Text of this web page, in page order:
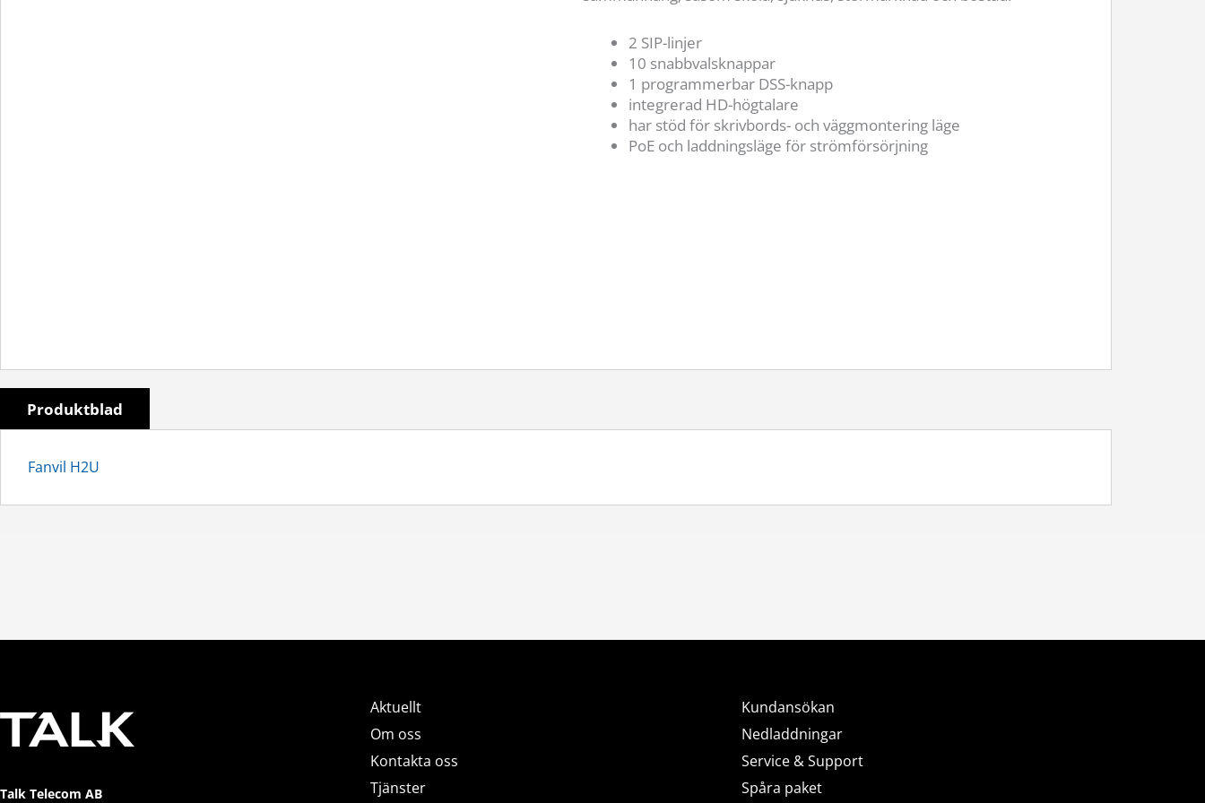
2 SIP-linjer
10 snabbvalsknappar
1 programmerbar DSS-knapp
integrerad HD-högtalare
har stöd för skrivbords- och väggmontering läge
PoE och laddningsläge för strömförsörjning
Produktblad
Fanvil H2U
Talk Telecom AB
Aktuellt
Om oss
Kontakta oss
Tjänster
Kundansökan
Nedladdningar
Service & Support
Spåra paket